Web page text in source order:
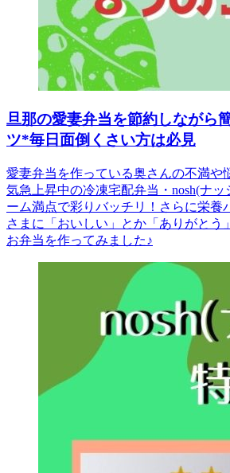
旦那の愛妻弁当を節約しながら
ツ*毎日面倒くさい方は必見
愛妻弁当を作っている奥さんの不満や
気急上昇中の冷凍宅配弁当・nosh(ナッ
ーム満点で彩りバッチリ！さらに栄養
さまに「おいしい」とか「ありがとう
お弁当を作ってみました♪